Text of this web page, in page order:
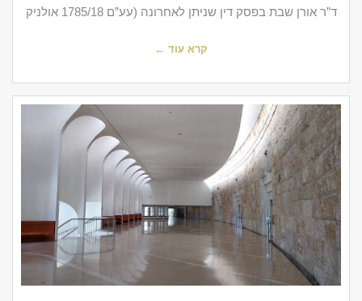
ד”ר אורן שבת בפסק דין שניתן לאחרונה (עע”ם 1785/18 אולניק
קרא עוד ←